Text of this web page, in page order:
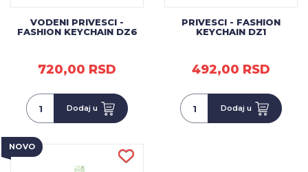
VODENI PRIVESCI -
FASHION KEYCHAIN DZ6
720,00 RSD
Dodaj u
PRIVESCI - FASHION
KEYCHAIN DZ1
492,00 RSD
Dodaj u
NOVO